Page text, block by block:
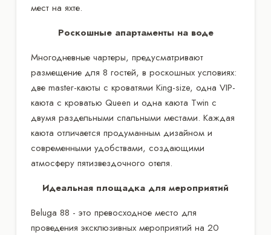
мест на яхте.
Роскошные апартаменты на воде
Многодневные чартеры, предусматривают
размещение для 8 гостей, в роскошных условиях:
две master-каюты с кроватями King-size, одна VIP-
каюта с кроватью Queen и одна каюта Twin с
двумя раздельными спальными местами. Каждая
каюта отличается продуманным дизайном и
современными удобствами, создающими
атмосферу пятизвездочного отеля.
Идеальная площадка для мероприятий
Beluga 88 - это превосходное место для
проведения эксклюзивных мероприятий на 20